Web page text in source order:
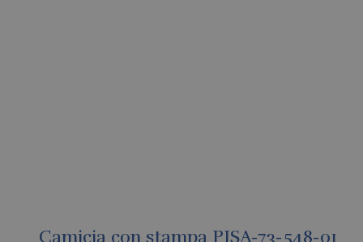
Camicia con stampa PISA-73-548-01